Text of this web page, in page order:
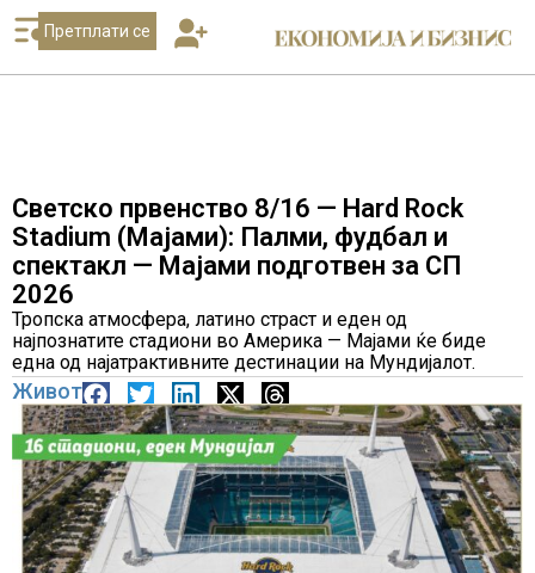
Претплати се
Светско првенство 8/16 — Hard Rock
Stadium (Мајами): Палми, фудбал и
спектакл — Мајами подготвен за СП
2026
Тропска атмосфера, латино страст и еден од
најпознатите стадиони во Америка — Мајами ќе биде
една од најатрактивните дестинации на Мундијалот.
Живот